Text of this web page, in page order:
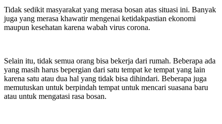
Tidak sedikit masyarakat yang merasa bosan atas situasi ini. Banyak
juga yang merasa khawatir mengenai ketidakpastian ekonomi
maupun kesehatan karena wabah virus corona.
Selain itu, tidak semua orang bisa bekerja dari rumah. Beberapa ada
yang masih harus bepergian dari satu tempat ke tempat yang lain
karena satu atau dua hal yang tidak bisa dihindari. Beberapa juga
memutuskan untuk berpindah tempat untuk mencari suasana baru
atau untuk mengatasi rasa bosan.